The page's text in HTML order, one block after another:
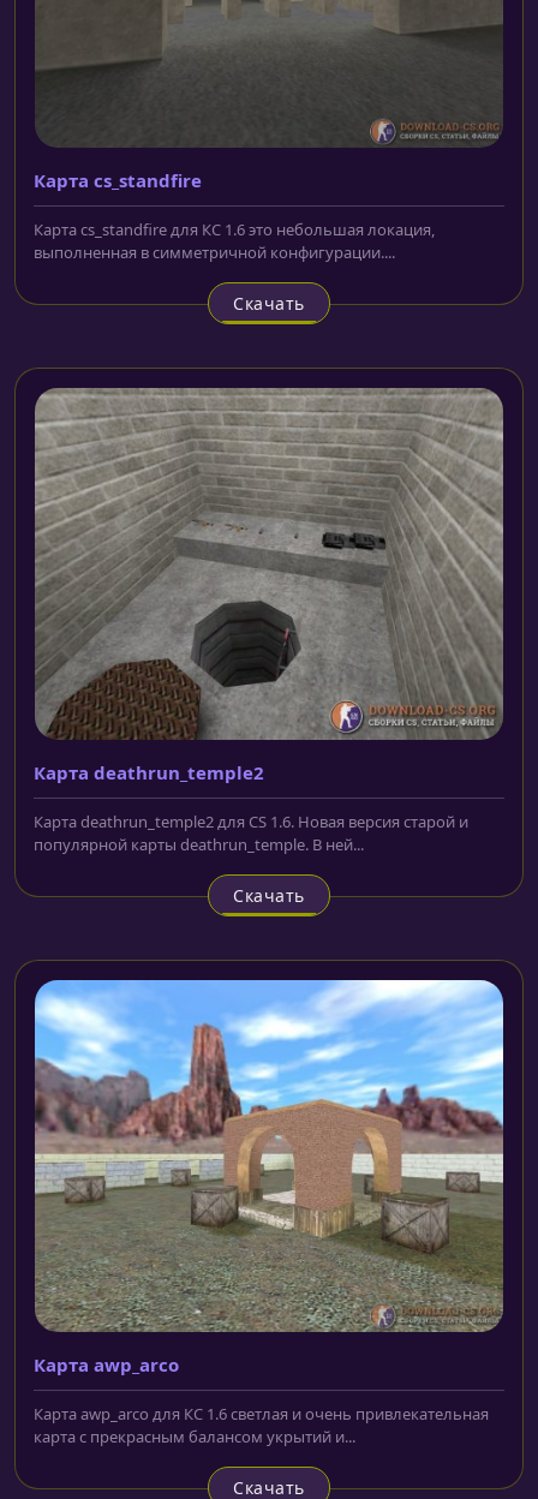
Карта cs_standfire
Карта cs_standfire для КС 1.6 это небольшая локация,
выполненная в симметричной конфигурации....
Скачать
Карта deathrun_temple2
Карта deathrun_temple2 для CS 1.6. Новая версия старой и
популярной карты deathrun_temple. В ней...
Скачать
Карта awp_arco
Карта awp_arco для КС 1.6 светлая и очень привлекательная
карта с прекрасным балансом укрытий и...
Скачать